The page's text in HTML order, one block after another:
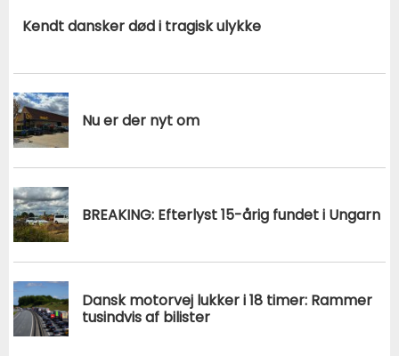
Kendt dansker død i tragisk ulykke
Nu er der nyt om
BREAKING: Efterlyst 15-årig fundet i Ungarn
Dansk motorvej lukker i 18 timer: Rammer
tusindvis af bilister